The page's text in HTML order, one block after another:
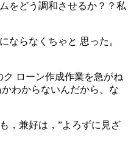
をどう調和させるか？？私
ならなくちゃと 思った。
ローン作成作業を急がね
わからないんだから、な
，兼好は，”よろずに見ざ